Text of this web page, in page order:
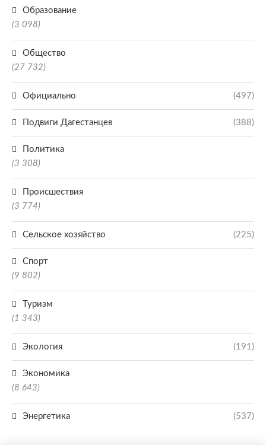
Образование
(3 098)
Общество
(27 732)
Официально (497)
Подвиги Дагестанцев (388)
Политика
(3 308)
Происшествия
(3 774)
Сельское хозяйство (225)
Спорт
(9 802)
Туризм
(1 343)
Экология (191)
Экономика
(8 643)
Энергетика (537)